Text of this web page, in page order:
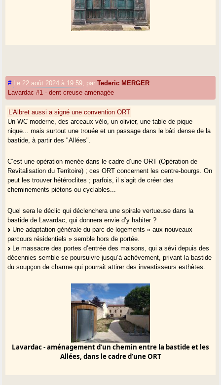
# Le 22 août 2024 à 19:59, parTederic MERGER
Lavardac #1 - dent creuse aménagée
L’Albret aussi a signé une convention ORT
Un WC moderne, des arceaux vélo, un olivier, une table de pique-
nique... mais surtout une trouée et un passage dans le bâti dense de la
bastide, à partir des "Allées".
C’est une opération menée dans le cadre d’une ORT (Opération de
Revitalisation du Territoire) ; ces ORT concernent les centre-bourgs. On
peut les trouver hétéroclites ; parfois, il s’agit de créer des
cheminements piétons ou cyclables...
Quel sera le déclic qui déclenchera une spirale vertueuse dans la
bastide de Lavardac, qui donnera envie d’y habiter ?
Une adaptation générale du parc de logements « aux nouveaux
parcours résidentiels » semble hors de portée.
Le massacre des portes d’entrée des maisons, qui a sévi depuis des
décennies semble se poursuivre jusqu’à achèvement, privant la bastide
du soupçon de charme qui pourrait attirer des investisseurs esthètes.
Lavardac - aménagement d’un chemin entre la bastide et les
Allées, dans le cadre d’une ORT